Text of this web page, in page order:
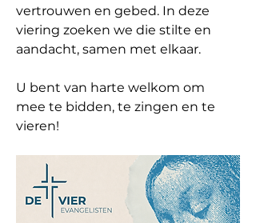
vertrouwen en gebed. In deze
viering zoeken we die stilte en
aandacht, samen met elkaar.
U bent van harte welkom om
mee te bidden, te zingen en te
vieren!